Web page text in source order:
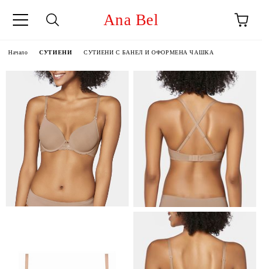
Ana Bel
Начало СУТИЕНИ СУТИЕНИ С БАНЕЛ И ОФОРМЕНА ЧАШКА